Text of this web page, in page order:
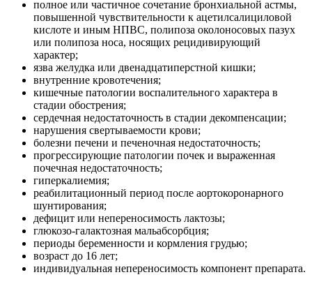
полное или частичное сочетание бронхиальной астмы,
повышенной чувствительности к ацетилсалициловой
кислоте и иным НПВС, полипоза околоносовых пазух
или полипоза носа, носящих рецидивирующий
характер;
язва желудка или двенадцатиперстной кишки;
внутренние кровотечения;
кишечные патологии воспалительного характера в
стадии обострения;
сердечная недостаточность в стадии декомпенсации;
нарушения свертываемости крови;
болезни печени и печеночная недостаточность;
прогрессирующие патологии почек и выраженная
почечная недостаточность;
гиперкалиемия;
реабилитационный период после аортокоронарного
шунтирования;
дефицит или непереносимость лактозы;
глюкозо-галактозная мальабсорбция;
периоды беременности и кормления грудью;
возраст до 16 лет;
индивидуальная непереносимость компонент препарата.